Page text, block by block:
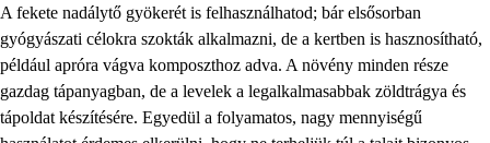
A fekete nadálytő gyökerét is felhasználhatod; bár elsősorban
gyógyászati célokra szokták alkalmazni, de a kertben is hasznosítható,
például apróra vágva komposzthoz adva. A növény minden része
gazdag tápanyagban, de a levelek a legalkalmasabbak zöldtrágya és
tápoldat készítésére. Egyedül a folyamatos, nagy mennyiségű